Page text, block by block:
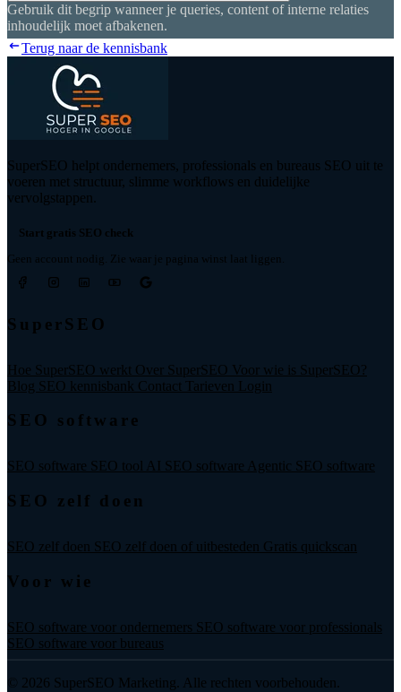
Gebruik dit begrip wanneer je queries, content of interne relaties
inhoudelijk moet afbakenen.
Terug naar de kennisbank
SuperSEO helpt ondernemers, professionals en bureaus SEO uit te
voeren met structuur, slimme workflows en duidelijke
vervolgstappen.
Start gratis SEO check
Geen account nodig. Zie waar je pagina winst laat liggen.
SuperSEO
Hoe SuperSEO werkt Over SuperSEO Voor wie is SuperSEO?
Blog SEO kennisbank Contact Tarieven Login
SEO software
SEO software SEO tool AI SEO software Agentic SEO software
SEO zelf doen
SEO zelf doen SEO zelf doen of uitbesteden Gratis quickscan
Voor wie
SEO software voor ondernemers SEO software voor professionals
SEO software voor bureaus
© 2026 SuperSEO Marketing. Alle rechten voorbehouden.